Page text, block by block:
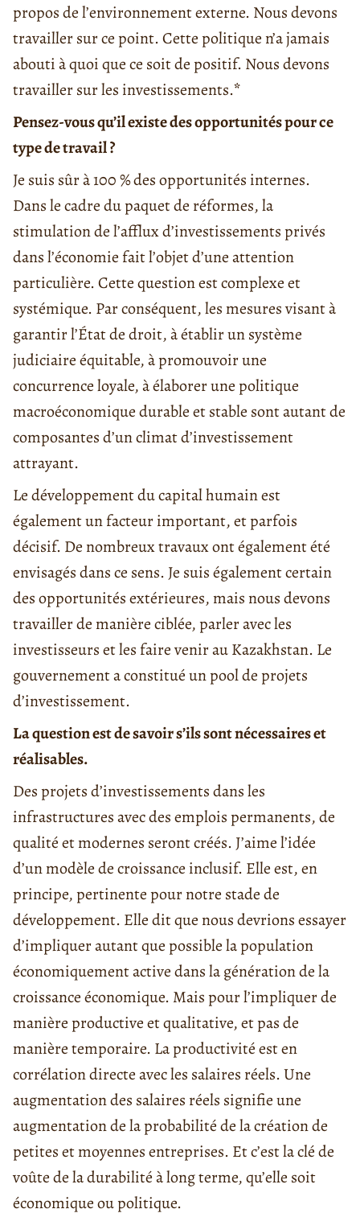
propos de l’environnement externe. Nous devons
travailler sur ce point. Cette politique n’a jamais
abouti à quoi que ce soit de positif. Nous devons
travailler sur les investissements.*
Pensez-vous qu’il existe des opportunités pour ce
type de travail ?
Je suis sûr à 100 % des opportunités internes.
Dans le cadre du paquet de réformes, la
stimulation de l’afflux d’investissements privés
dans l’économie fait l’objet d’une attention
particulière. Cette question est complexe et
systémique. Par conséquent, les mesures visant à
garantir l’État de droit, à établir un système
judiciaire équitable, à promouvoir une
concurrence loyale, à élaborer une politique
macroéconomique durable et stable sont autant de
composantes d’un climat d’investissement
attrayant.
Le développement du capital humain est
également un facteur important, et parfois
décisif. De nombreux travaux ont également été
envisagés dans ce sens. Je suis également certain
des opportunités extérieures, mais nous devons
travailler de manière ciblée, parler avec les
investisseurs et les faire venir au Kazakhstan. Le
gouvernement a constitué un pool de projets
d’investissement.
La question est de savoir s’ils sont nécessaires et
réalisables.
Des projets d’investissements dans les
infrastructures avec des emplois permanents, de
qualité et modernes seront créés. J’aime l’idée
d’un modèle de croissance inclusif. Elle est, en
principe, pertinente pour notre stade de
développement. Elle dit que nous devrions essayer
d’impliquer autant que possible la population
économiquement active dans la génération de la
croissance économique. Mais pour l’impliquer de
manière productive et qualitative, et pas de
manière temporaire. La productivité est en
corrélation directe avec les salaires réels. Une
augmentation des salaires réels signifie une
augmentation de la probabilité de la création de
petites et moyennes entreprises. Et c’est la clé de
voûte de la durabilité à long terme, qu’elle soit
économique ou politique.